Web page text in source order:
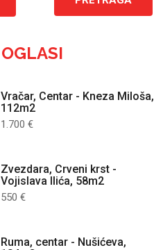
OGLASI
Vračar, Centar - Kneza Miloša,
112m2
1.700 €
Zvezdara, Crveni krst -
Vojislava Ilića, 58m2
550 €
Ruma, centar - Nušićeva,